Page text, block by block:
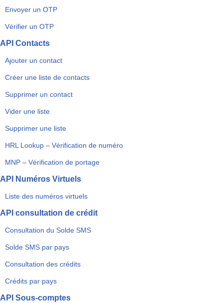
Envoyer un OTP
Vérifier un OTP
API Contacts
Ajouter un contact
Créer une liste de contacts
Supprimer un contact
Vider une liste
Supprimer une liste
HRL Lookup – Vérification de numéro
MNP – Vérification de portage
API Numéros Virtuels
Liste des numéros virtuels
API consultation de crédit
Consultation du Solde SMS
Solde SMS par pays
Consultation des crédits
Crédits par pays
API Sous-comptes